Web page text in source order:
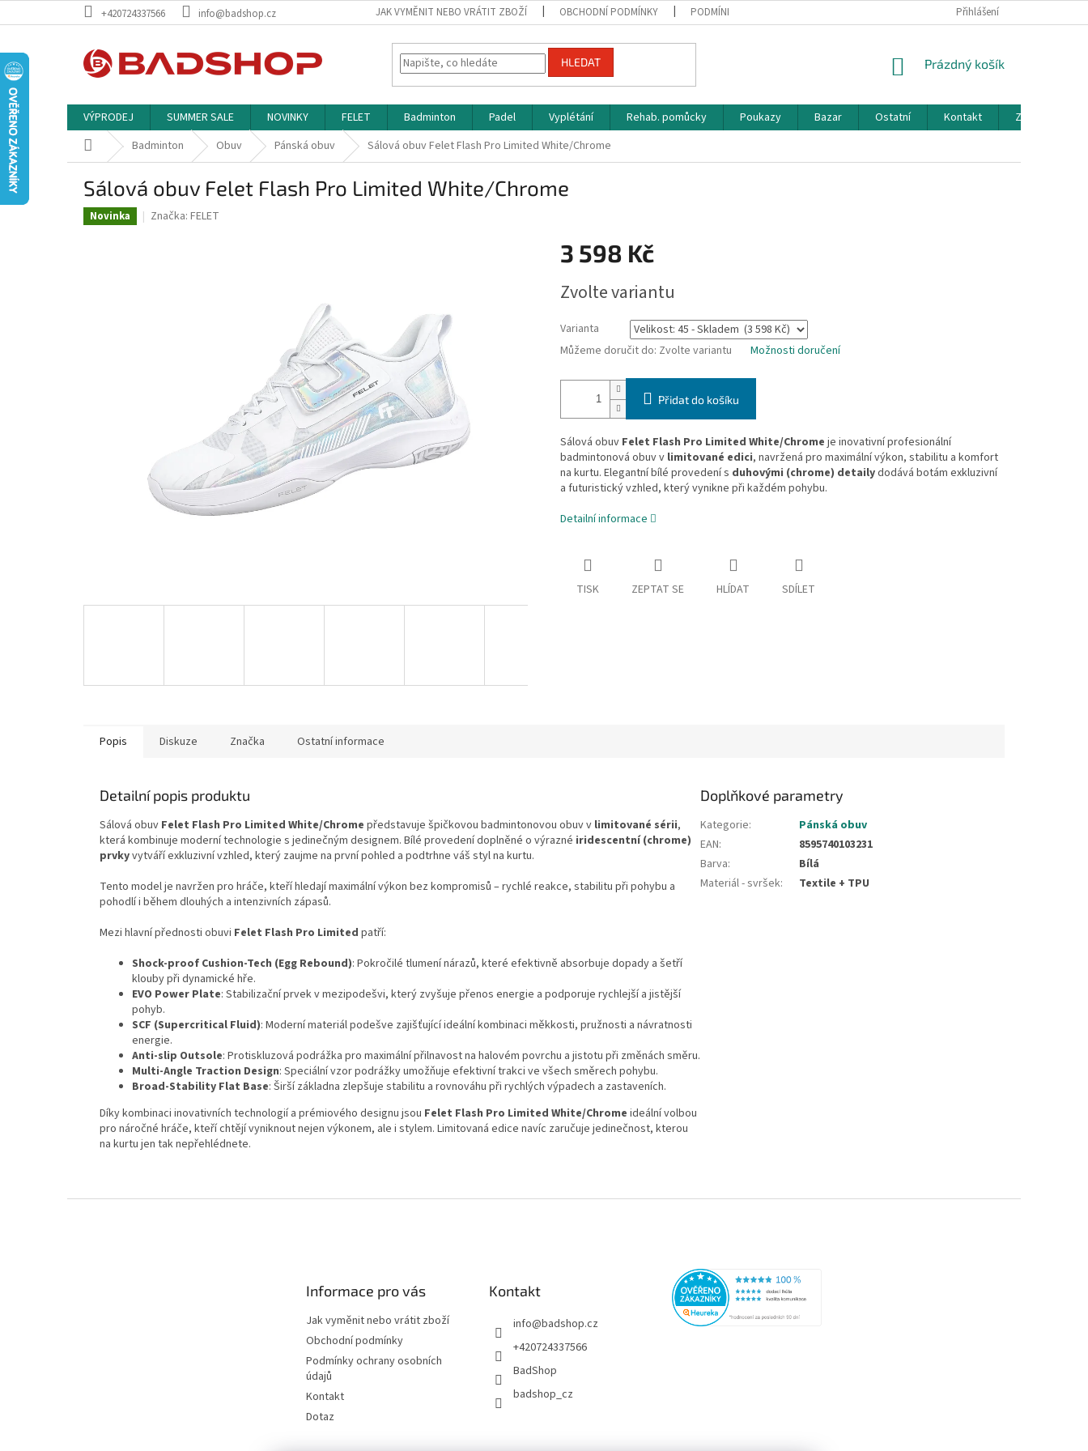
na
+420724337566 info@badshop.cz JAK VYMĚNIT NEBO VRÁTIT ZBOŽÍ OBCHODNÍ PODMÍNKY PODMÍNKY OCHRANY OSOBNÍCH ÚDAJŮ DOTAZ
Přihlášení
HLEDAT
NÁKUPNÍ
Prázdný košík
VÝPRODEJ SUMMER SALE NOVINKY FELET Badminton Padel Vyplétání Rehab. pomůcky Poukazy Bazar Ostatní Kontakt
Značky
Domů Badminton Obuv Pánská obuv Sálová obuv Felet Flash Pro Limited White/Chrome
Sálová obuv Felet Flash Pro Limited White/Chrome
Novinka Značka: FELET
3 598 Kč
cena:
Zvolte variantu
Varianta
Můžeme doručit do: Zvolte variantu Možnosti doručení
Přidat do košíku
Sálová obuv Felet Flash Pro Limited White/Chrome je inovativní profesionální
badmintonová obuv v limitované edici, navržená pro maximální výkon, stabilitu a komfort
na kurtu. Elegantní bílé provedení s duhovými (chrome) detailydodává botám exkluzivní
a futuristický vzhled, který vynikne při každém pohybu.
Detailní informace
TISK ZEPTAT SE HLÍDAT SDÍLET
Popis Diskuze Značka Ostatní informace
Detailní popis produktu
Sálová obuv Felet Flash Pro Limited White/Chrome představuje špičkovou badmintonovou obuv v limitované sérii,
která kombinuje moderní technologie s jedinečným designem. Bílé provedení doplněné o výrazné iridescentní (chrome)
prvkyvytváří exkluzivní vzhled, který zaujme na první pohled a podtrhne váš styl na kurtu.
Tento model je navržen pro hráče, kteří hledají maximální výkon bez kompromisů – rychlé reakce, stabilitu při pohybu a
pohodlí i během dlouhých a intenzivních zápasů.
Mezi hlavní přednosti obuvi Felet Flash Pro Limited patří:
Shock-proof Cushion-Tech (Egg Rebound): Pokročilé tlumení nárazů, které efektivně absorbuje dopady a šetří
klouby při dynamické hře.
EVO Power Plate: Stabilizační prvek v mezipodešvi, který zvyšuje přenos energie a podporuje rychlejší a jistější
pohyb.
SCF (Supercritical Fluid): Moderní materiál podešve zajišťující ideální kombinaci měkkosti, pružnosti a návratnosti
energie.
Anti-slip Outsole: Protiskluzová podrážka pro maximální přilnavost na halovém povrchu a jistotu při změnách směru.
Multi-Angle Traction Design: Speciální vzor podrážky umožňuje efektivní trakci ve všech směrech pohybu.
Broad-Stability Flat Base: Širší základna zlepšuje stabilitu a rovnováhu při rychlých výpadech a zastaveních.
Díky kombinaci inovativních technologií a prémiového designu jsou Felet Flash Pro Limited White/Chrome ideální volbou
pro náročné hráče, kteří chtějí vyniknout nejen výkonem, ale i stylem. Limitovaná edice navíc zaručuje jedinečnost, kterou
na kurtu jen tak nepřehlédnete.
Doplňkové parametry
Kategorie:
Pánská obuv
EAN:
8595740103231
Barva:
Bílá
Materiál - svršek: Textile + TPU
Informace pro vás
Jak vyměnit nebo vrátit zboží
Obchodní podmínky
Podmínky ochrany osobních
údajů
Kontakt
Dotaz
Kontakt
info@badshop.cz
+420724337566
BadShop
badshop_cz